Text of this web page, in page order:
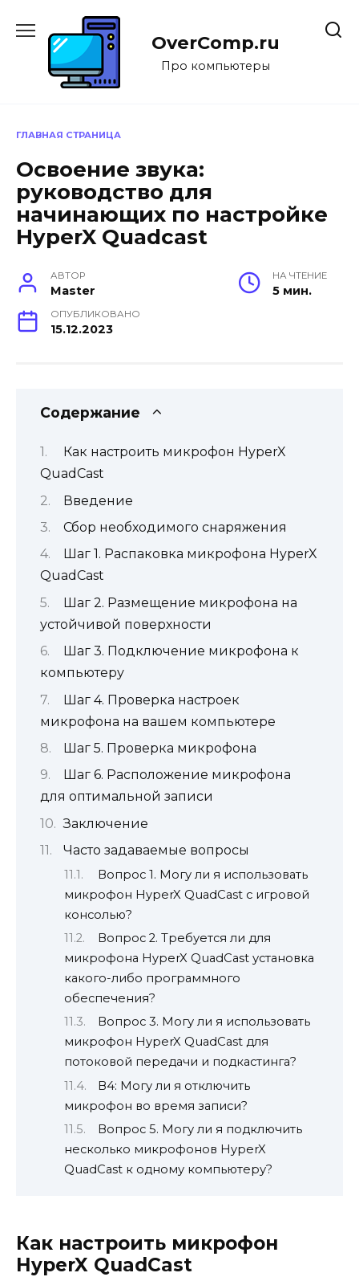
содержанию
OverComp.ru
Про компьютеры
ГЛАВНАЯ СТРАНИЦА
Освоение звука:
руководство для
начинающих по настройке
HyperX Quadcast
АВТОР
Master
НА ЧТЕНИЕ
5 мин.
ОПУБЛИКОВАНО
15.12.2023
Содержание
Как настроить микрофон HyperX
QuadCast
Введение
Сбор необходимого снаряжения
Шаг 1. Распаковка микрофона HyperX
QuadCast
Шаг 2. Размещение микрофона на
устойчивой поверхности
Шаг 3. Подключение микрофона к
компьютеру
Шаг 4. Проверка настроек
микрофона на вашем компьютере
Шаг 5. Проверка микрофона
Шаг 6. Расположение микрофона
для оптимальной записи
Заключение
Часто задаваемые вопросы
Вопрос 1. Могу ли я использовать
микрофон HyperX QuadCast с игровой
консолью?
Вопрос 2. Требуется ли для
микрофона HyperX QuadCast установка
какого-либо программного
обеспечения?
Вопрос 3. Могу ли я использовать
микрофон HyperX QuadCast для
потоковой передачи и подкастинга?
В4: Могу ли я отключить
микрофон во время записи?
Вопрос 5. Могу ли я подключить
несколько микрофонов HyperX
QuadCast к одному компьютеру?
Как настроить микрофон
HyperX QuadCast